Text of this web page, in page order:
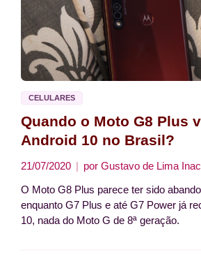
CELULARES
Quando o Moto G8 Plus
Android 10 no Brasil?
21/07/2020 por Gustavo de Lima
O Moto G8 Plus parece ter sido
enquanto G7 Plus e até G7 Power já
10, nada do Moto G de 8ª geração.